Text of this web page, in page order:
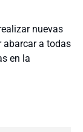
nuevas
abarcar a todas
en la